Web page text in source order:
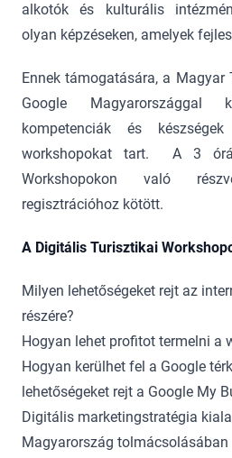
alkotók és kulturális
olyan képzéseken, amelyek
Ennek támogatására, a Magyar
Google
kompetenciák és
workshopokat tart. A 3
Workshopokon való
regisztrációhoz kötött.
A Digitális Turisztikai
Milyen lehetőségeket rejt az
részére?
Hogyan lehet profitot termelni a
Hogyan kerülhet fel a Google
lehetőségeket rejt a Google My
Digitális marketingstratégia
Magyarország tolmácsolásában